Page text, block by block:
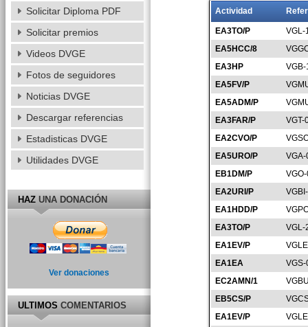
Actividad
EA3TO/P
VGL-
EA5HCC/8
EA3HP
EA5FV/P
EA5ADM/P
EA3FAR/P
VGT-
EA2CVO/P
EA5URO/P
EB1DM/P
EA2URI/P
EA1HDD/P
EA3TO/P
VGL-
EA1EV/P
EA1EA
EC2AMN/1
EB5CS/P
EA1EV/P
Solicitar Diploma PDF
Solicitar premios
Videos DVGE
Fotos de seguidores
Noticias DVGE
Descargar referencias
Estadisticas DVGE
Utilidades DVGE
HAZUNA DONACIÓN
Ver donaciones
ULTIMOSCOMENTARIOS